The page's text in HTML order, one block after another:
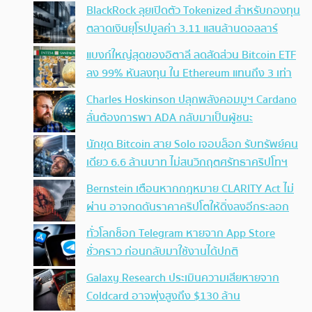
BlackRock ลุยเปิดตัว Tokenized สำหรับกองทุน
ตลาดเงินยุโรปมูลค่า 3.11 แสนล้านดอลลาร์
แบงก์ใหญ่สุดของอิตาลี ลดสัดส่วน Bitcoin ETF
ลง 99% หันลงทุน ใน Ethereum แทนถึง 3 เท่า
Charles Hoskinson ปลุกพลังคอมมูฯ Cardano
ลั่นต้องการพา ADA กลับมาเป็นผู้ชนะ
นักขุด Bitcoin สาย Solo เจอบล็อก รับทรัพย์คน
เดียว 6.6 ล้านบาท ไม่สนวิกฤตศรัทธาคริปโทฯ
Bernstein เตือนหากกฎหมาย CLARITY Act ไม่
ผ่าน อาจกดดันราคาคริปโตให้ดิ่งลงอีกระลอก
ทั่วโลกช็อก Telegram หายจาก App Store
ชั่วคราว ก่อนกลับมาใช้งานได้ปกติ
Galaxy Research ประเมินความเสียหายจาก
Coldcard อาจพุ่งสูงถึง $130 ล้าน